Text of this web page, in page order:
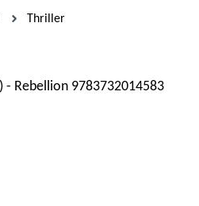
Thriller